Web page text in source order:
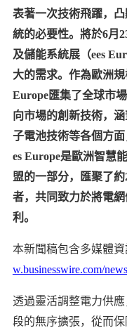
表著一次技術飛躍，
統的必要性。將於6月
及儲能系統展（ees
大的需求。作為歐洲
Europe匯集了全球市
向市場的創新技術，
子電池技術等各個方
es Europe是歐洲智慧
盟的一部分，匯聚了
者，共同致力於將電
利。
本新聞稿包含多媒體
w.businesswire.com/
透過靈活調整電力供
段的無序擴張，從而